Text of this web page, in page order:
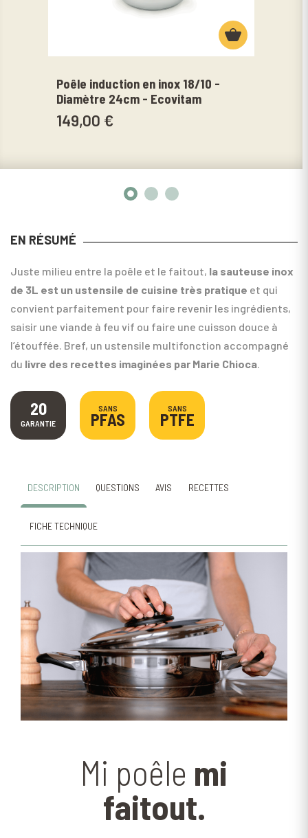
Poêle induction en inox 18/10 -
Diamètre 24cm - Ecovitam
149,00 €
EN RÉSUMÉ
Juste milieu entre la poêle et le faitout, la sauteuse inox
de 3L est un ustensile de cuisine très pratique et qui
convient parfaitement pour faire revenir les ingrédients,
saisir une viande à feu vif ou faire une cuisson douce à
l’étouffée. Bref, un ustensile multifonction accompagné
du livre des recettes imaginées par Marie Chioca.
20
GARANTIE
SANS
PFAS
SANS
PTFE
DESCRIPTION QUESTIONS AVIS RECETTES
FICHE TECHNIQUE
Mi poêle mi
faitout.